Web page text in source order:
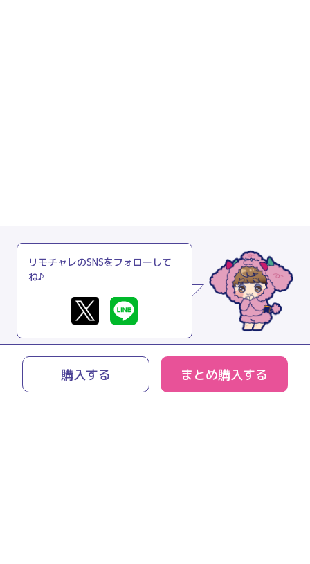
購入する まとめ購入する
リモチャレのSNSをフォローして
ね♪
リモチャレとは
よくあるご質問